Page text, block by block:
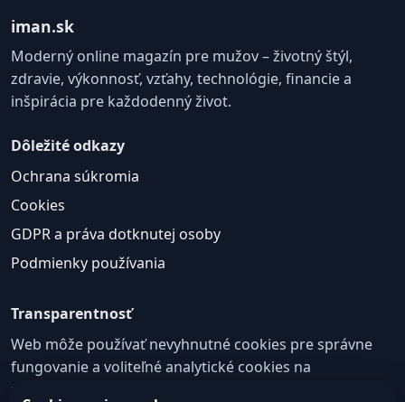
iman.sk
Moderný online magazín pre mužov – životný štýl,
zdravie, výkonnosť, vzťahy, technológie, financie a
inšpirácia pre každodenný život.
Dôležité odkazy
Ochrana súkromia
Cookies
GDPR a práva dotknutej osoby
Podmienky používania
Transparentnosť
Web môže používať nevyhnutné cookies pre správne
fungovanie a voliteľné analytické cookies na
zlepšovanie obsahu a používateľskej skúsenosti.